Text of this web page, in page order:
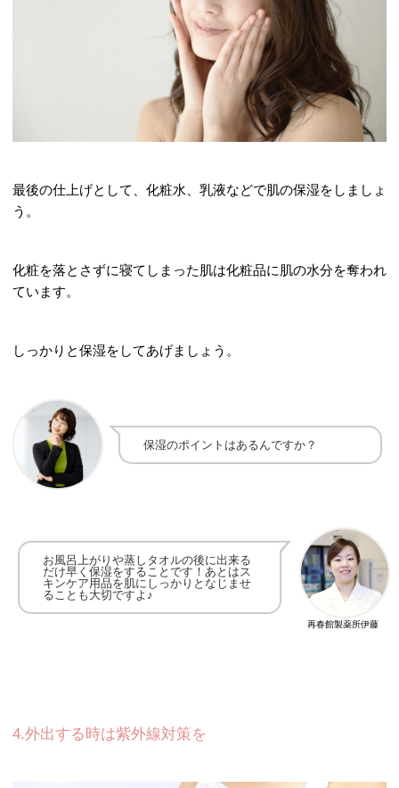
最後の仕上げとして、化粧水、乳液などで肌の保湿をしましょ
う。
化粧を落とさずに寝てしまった肌は化粧品に肌の水分を奪われ
ています。
しっかりと保湿をしてあげましょう。
保湿のポイントはあるんですか？
再春館製薬所伊藤
お風呂上がりや蒸しタオルの後に出来る
だけ早く保湿をすることです！あとはス
キンケア用品を肌にしっかりとなじませ
ることも大切ですよ♪
4.外出する時は紫外線対策を